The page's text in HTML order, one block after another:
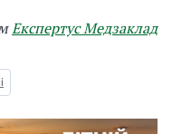
Експертус Медзаклад